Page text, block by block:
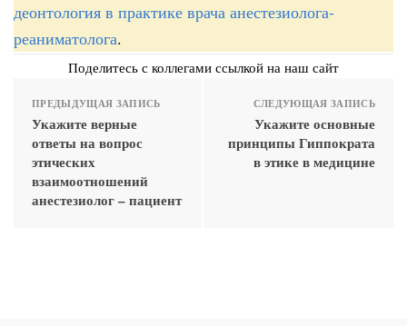
деонтология в практике врача анестезиолога-
реаниматолога.
Поделитесь с коллегами ссылкой на наш сайт
ПРЕДЫДУЩАЯ ЗАПИСЬ
Укажите верные
ответы на вопрос
этических
взаимоотношений
анестезиолог – пациент
СЛЕДУЮЩАЯ ЗАПИСЬ
Укажите основные
принципы Гиппократа
в этике в медицине